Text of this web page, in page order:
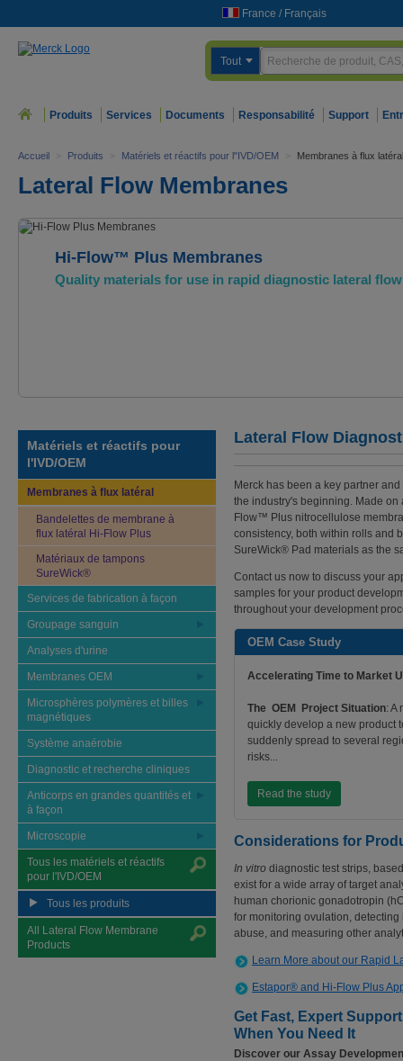
France / Français
Tout
Produits Services Documents Responsabilité Support
Accueil > Produits > Matériels et réactifs pour l"IVD/OEM > Membranes à flux latéral
Lateral Flow Membranes
Hi-Flow™ Plus Membranes
Quality materials for use in rapid diagnostic lateral
Matériels et réactifs pour
l'IVD/OEM
Membranes à flux latéral
Bandelettes de membrane à
flux latéral Hi-Flow Plus
Matériaux de tampons
SureWick®
Services de fabrication à façon
Groupage sanguin
Analyses d'urine
Membranes OEM
Microsphères polymères et billes
magnétiques
Système anaérobie
Diagnostic et recherche cliniques
Anticorps en grandes quantités et
à façon
Microscopie
Tous les matériels et réactifs
pour l'IVD/OEM
Tous les produits
All Lateral Flow Membrane
Products
Lateral Flow
Merck has been a key partner
the industry's beginning. Made
Flow™ Plus nitrocellulose
consistency, both within rolls and
SureWick® Pad materials as the
Contact us now to discuss your
samples for your product
throughout your development
OEM Case Study
Accelerating Time to Market
The OEM Project Situation: A
quickly develop a new product
suddenly spread to several
risks...
Read the study
Considerations for
In vitro diagnostic test strips,
exist for a wide array of target
human chorionic gonadotropin
for monitoring ovulation,
abuse, and measuring other
Learn More about our Rapid
Estapor® and Hi-Flow Plus
Get Fast, Expert
When You Need It
Discover our Assay